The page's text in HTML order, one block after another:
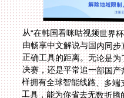
从“在韩国看咪咕视频世界
由畅享中文解说与国内同步
正确工具的距离。无论是为
决赛，还是平常追一部国产